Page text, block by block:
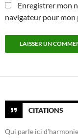
Enregistrer mon
navigateur pour
CITATIONS
Qui parle ici